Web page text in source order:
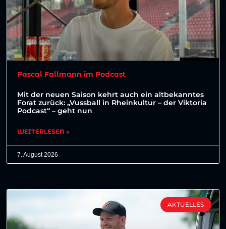
Pascal Fallmann im Podcast
Mit der neuen Saison kehrt auch ein altbekanntes
Forat zurück: „Vussball in Rheinkultur – der Viktoria
Podcast“ – geht nun
WEITERLESEN »
7. August 2026
AKTUELLES